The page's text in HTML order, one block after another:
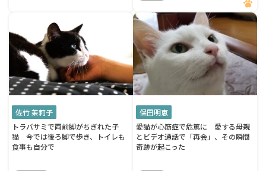
佐竹 茉莉子
トラバサミで両前脚がちぎれた子
猫 今では後ろ脚で歩き、トイレも
食事も自分で
保田明恵
愛猫が心筋症で危篤に 愛する母親
とビデオ通話で「再会」、その瞬間
奇跡が起こった